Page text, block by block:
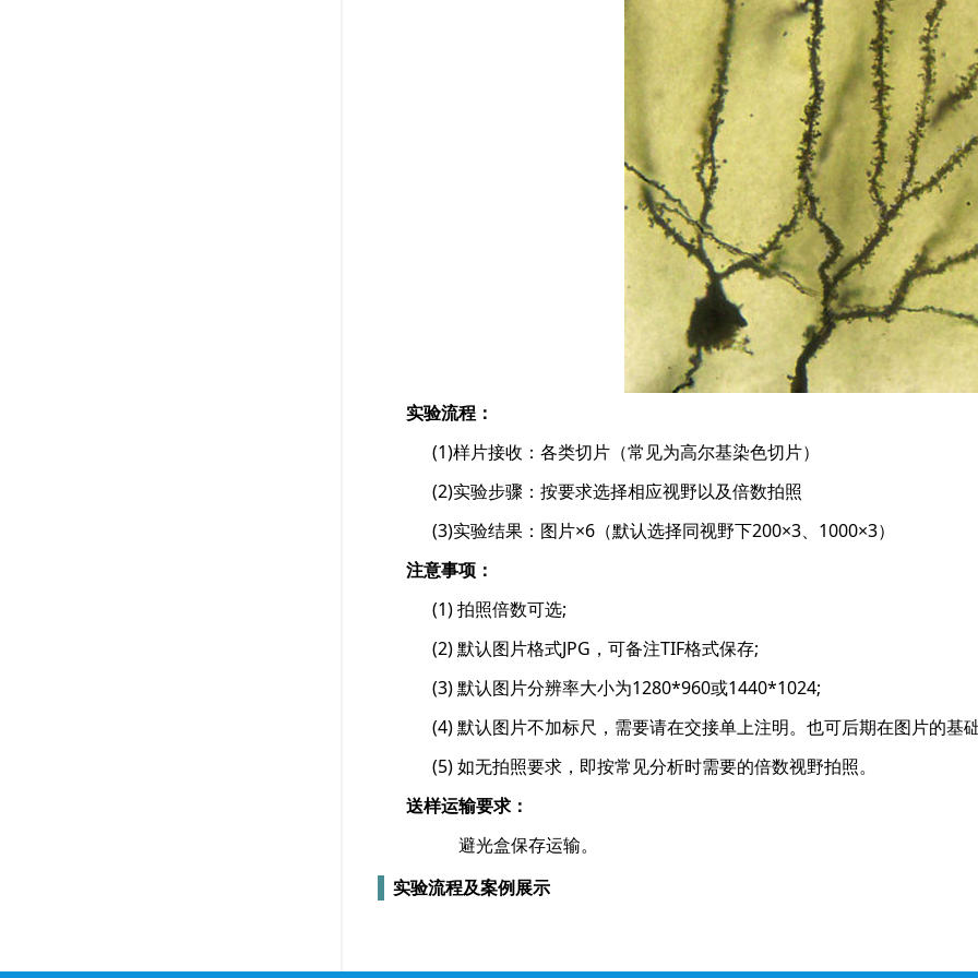
实验流程：
(1)样片接收：各类切片（常见为高尔基染色切片）
(2)实验步骤：按要求选择相应视野以及倍数拍照
(3)实验结果：图片×6（默认选择同视野下200×3、1000×3）
注意事项：
(1) 拍照倍数可选;
(2) 默认图片格式JPG，可备注TIF格式保存;
(3) 默认图片分辨率大小为1280*960或1440*1024;
(4) 默认图片不加标尺，需要请在交接单上注明。也可后期在图片的基
(5) 如无拍照要求，即按常见分析时需要的倍数视野拍照。
送样运输要求：
避光盒保存运输。
实验流程及案例展示